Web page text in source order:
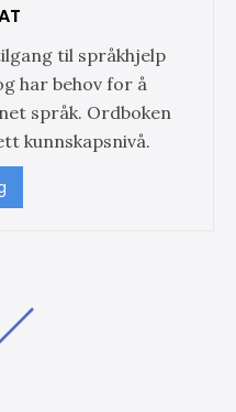
til språkhjelp
har behov for å
språk. Ordboken
kunnskapsnivå.